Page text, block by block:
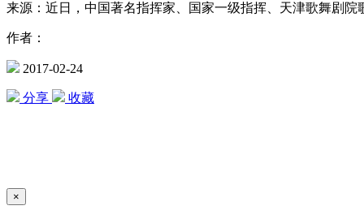
来源：近日，中国著名指挥家、国家一级指挥、天津歌舞剧
作者：
2017-02-24
分享 收藏
×